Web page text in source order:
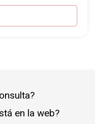
en la web?